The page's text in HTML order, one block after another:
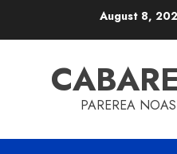
August 8,
PAREREA